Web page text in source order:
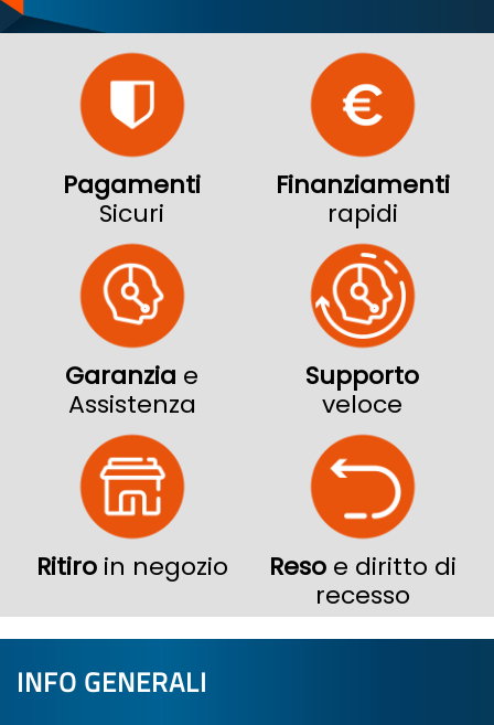
Pagamenti
Sicuri
Finanziamenti
rapidi
Garanzia e
Assistenza
Supporto
veloce
Ritiro in negozio Resoe diritto di
recesso
INFO GENERALI